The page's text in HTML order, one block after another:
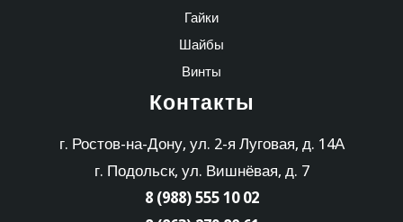
Гайки
Шайбы
Винты
Контакты
г. Ростов-на-Дону, ул. 2-я Луговая, д. 14А
г. Подольск, ул. Вишнёвая, д. 7
8 (988) 555 10 02